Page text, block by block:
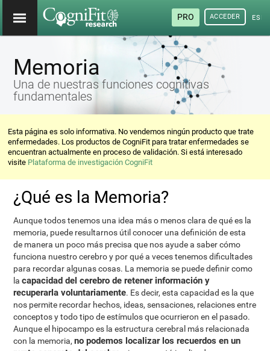
PRO ACCEDER
Memoria
Una de nuestras funciones cognitivas
fundamentales
Esta página es solo informativa. No vendemos ningún producto que trate
enfermedades. Los productos de CogniFit para tratar enfermedades se
encuentran actualmente en proceso de validación. Si está interesado
visite Plataforma de investigación CogniFit
¿Qué es la Memoria?
Aunque todos tenemos una idea más o menos clara de qué es la
memoria, puede resultarnos útil conocer una definición de esta
de manera un poco más precisa que nos ayude a saber cómo
funciona nuestro cerebro y por qué a veces tenemos dificultades
para recordar algunas cosas. La memoria se puede definir como
lacapacidad del cerebro de retener información y
recuperarla voluntariamente. Es decir, esta capacidad es la que
nos permite recordar hechos, ideas, sensaciones, relaciones entre
conceptos y todo tipo de estímulos que ocurrieron en el pasado.
Aunque el hipocampo es la estructura cerebral más relacionada
con la memoria,no podemos localizar los recuerdos en un